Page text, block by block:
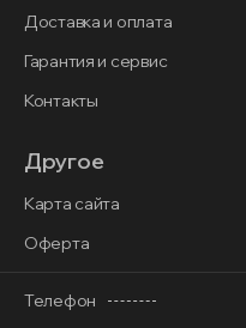
Доставка и оплата
Гарантия и сервис
Контакты
Другое
Карта сайта
Оферта
Телефон